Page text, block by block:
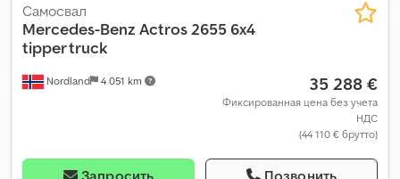
Nordland 4 051 km
Самосвал
Mercedes-Benz Actros 2655 6x4
tipper truck
35 288 €
Фиксированная цена без учета
НДС
(44 110 € брутто)
Запросить Позвонить